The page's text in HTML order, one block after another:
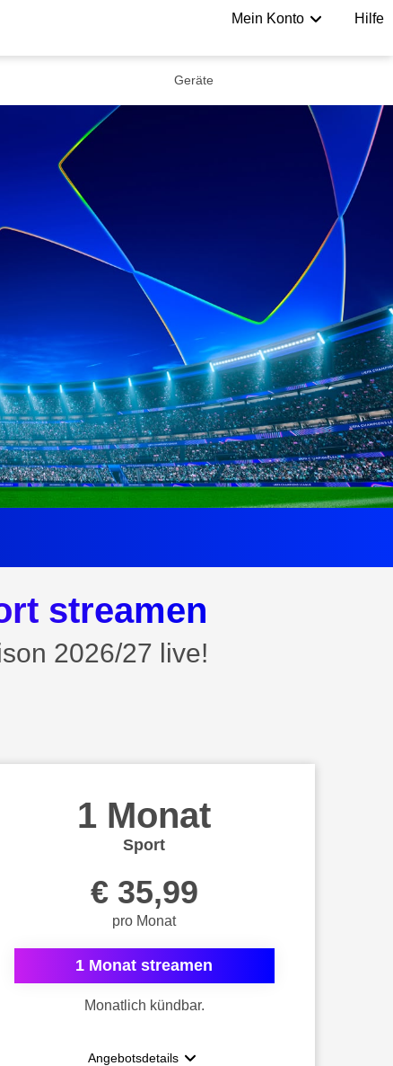
Mein Konto Hilfe
Geräte
streamen
2026/27 live!
1 Monat
Sport
€ 35,99
pro Monat
1 Monat streamen
Monatlich kündbar.
Angebotsdetails